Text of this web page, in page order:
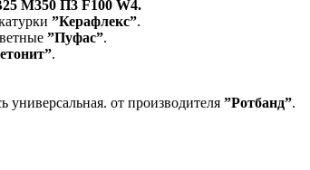
М350 П3 F100 W4.
”Керафлекс”.
”Пуфас”.
.
универсальная. от производителя ”Ротбанд”.